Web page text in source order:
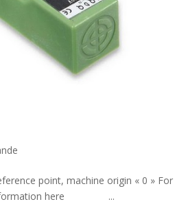
point, machine origin « 0 » For
information here ...